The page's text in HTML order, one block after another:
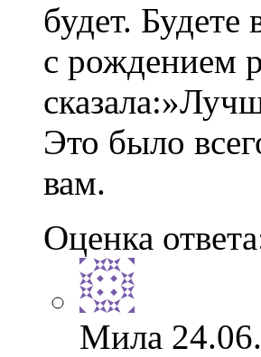
будет.
с рождением
Это было
вам.
Оценка
Мила